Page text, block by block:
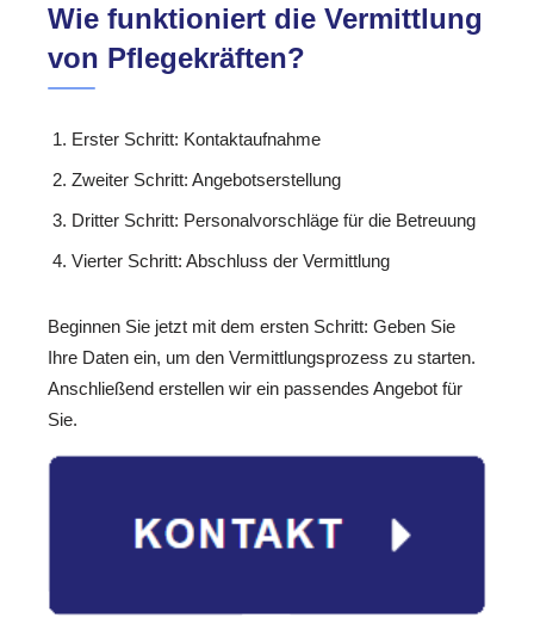
Wie funktioniert die Vermittlung
von Pflegekräften?
Erster Schritt: Kontaktaufnahme
Zweiter Schritt: Angebotserstellung
Dritter Schritt: Personalvorschläge für die Betreuung
Vierter Schritt: Abschluss der Vermittlung
Beginnen Sie jetzt mit dem ersten Schritt: Geben Sie
Ihre Daten ein, um den Vermittlungsprozess zu starten.
Anschließend erstellen wir ein passendes Angebot für
Sie.